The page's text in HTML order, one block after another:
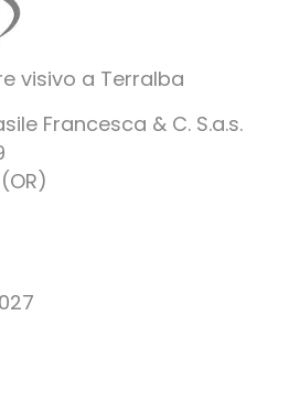
visivo a Terralba
Francesca & C. S.a.s.